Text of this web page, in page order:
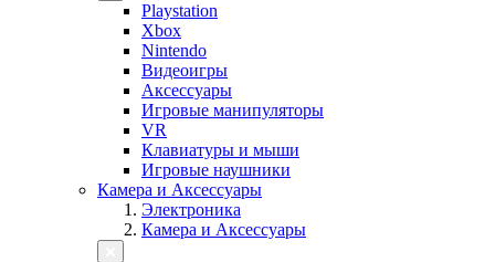
Playstation
Xbox
Nintendo
Видеоигры
Аксессуары
Игровые манипуляторы
VR
Клавиатуры и мыши
Игровые наушники
Камера и Аксессуары
Электроника
Камера и Аксессуары